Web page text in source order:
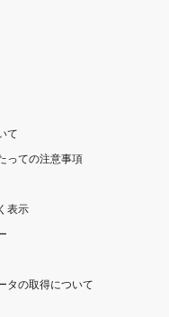
て
っての注意事項
表示
タの取得について